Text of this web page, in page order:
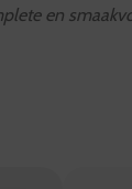
en